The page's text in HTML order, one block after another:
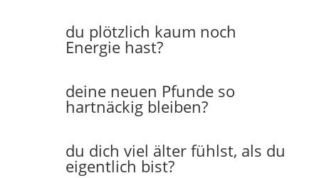
du plötzlich kaum noch
Energie hast?
deine neuen Pfunde so
hartnäckig bleiben?
du dich viel älter fühlst, als du
eigentlich bist?